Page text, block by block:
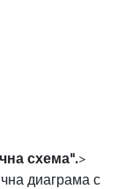
схема".>
диаграма с